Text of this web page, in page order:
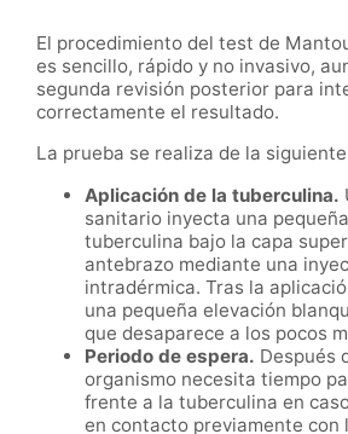
El procedimiento del test de
es sencillo, rápido y no invasivo,
segunda revisión posterior para
correctamente el resultado.
La prueba se realiza de la
Aplicación de la tuberculina.
sanitario inyecta una
tuberculina bajo la capa
antebrazo mediante una
intradérmica. Tras la
una pequeña elevación
que desaparece a los pocos
Periodo de espera. Después
organismo necesita tiempo
frente a la tuberculina en
en contacto previamente con